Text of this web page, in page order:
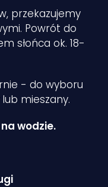
przekazujemy
Powrót do
słońca ok. 18-
- do wyboru
mieszany.
wodzie.